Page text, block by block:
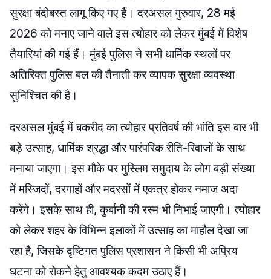
सुरक्षा बंदोबस्त लागू किए गए हैं। दरअसल गुरुवार, 28 मई
2026 को मनाए जाने वाले इस त्योहार को लेकर मुंबई में विशेष
तैयारियां की गई हैं। मुंबई पुलिस ने सभी धार्मिक स्थलों पर
अतिरिक्त पुलिस बल की तैनाती कर व्यापक सुरक्षा व्यवस्था
सुनिश्चित की है।
दरअसल मुंबई में बकरीद का त्योहार प्रतिवर्ष की भांति इस बार भी
बड़े उत्साह, धार्मिक श्रद्धा और पारंपरिक रीति-रिवाजों के साथ
मनाया जाएगा। इस मौके पर मुस्लिम समुदाय के लोग बड़ी संख्या
में मस्जिदों, दरगाहों और मदरसों में एकत्र होकर नमाज अदा
करेंगे। इसके साथ ही, कुर्बानी की रस्म भी निभाई जाएगी। त्योहार
को लेकर शहर के विभिन्न इलाकों में उत्साह का माहौल देखा जा
रहा है, जिसके दृष्टिगत पुलिस प्रशासन ने किसी भी अप्रिय
घटना को रोकने हेतु आवश्यक कदम उठाए हैं।